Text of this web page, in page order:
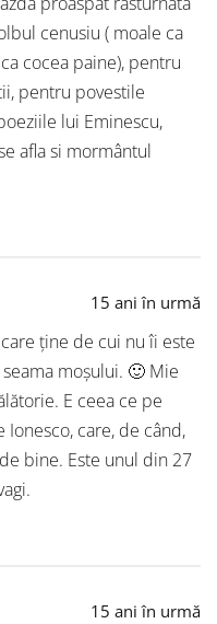
cenusiu ( moale ca
cocea paine), pentru
pentru povestile
lui Eminescu,
afla si mormântul
15 ani în urmă
ţine de cui nu îi este
moşului. 🙂 Mie
E ceea ce pe
care, de când,
bine. Este unul din 27
15 ani în urmă